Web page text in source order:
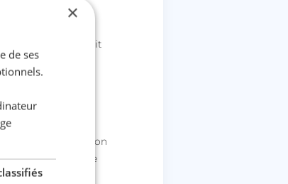
à la gestion
à petit
dans l’obtention
de la route
Pense
×
de ses